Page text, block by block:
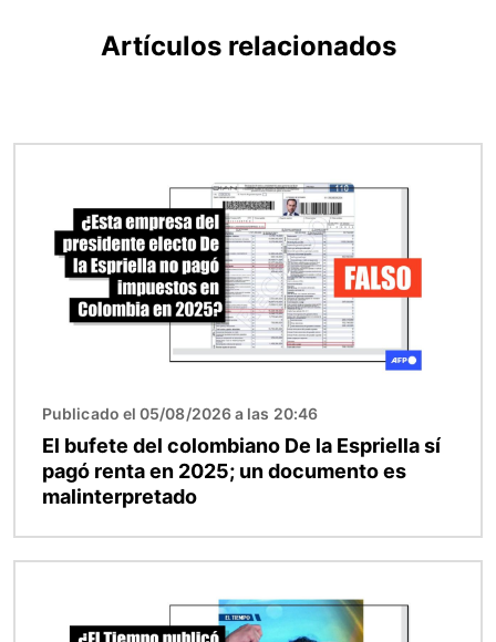
Artículos relacionados
Publicado el 05/08/2026 a las 20:46
El bufete del colombiano De la Espriella sí
pagó renta en 2025; un documento es
malinterpretado